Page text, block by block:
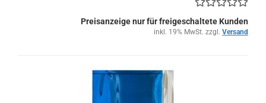
Preisanzeige nur für freigeschaltete Kunden
inkl. 19% MwSt. zzgl. Versand